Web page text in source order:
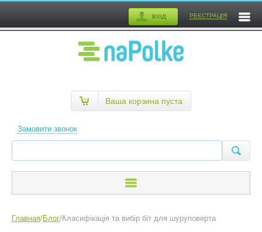
ВХІД РЕЄСТРАЦІЯ
Замовити звонок
Ваша корзина пуста
Главная/Блог/Класифікація та вибір біт для шуруповерта